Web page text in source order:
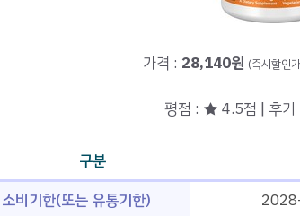
가격 : 28,140원 (즉시할인
평점 : ★ 4.5점 | 후기
구분
소비기한(또는 유통기한)